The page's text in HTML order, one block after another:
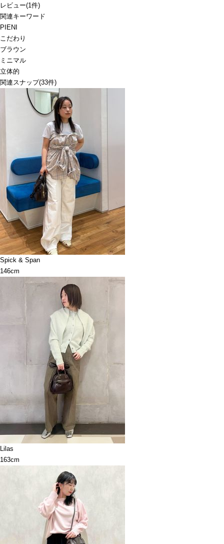
レビュー(1件)
関連キーワード
PIENI
こだわり
ブラウン
ミニマル
立体的
関連スナップ(33件)
Spick & Span
146cm
Lilas
163cm